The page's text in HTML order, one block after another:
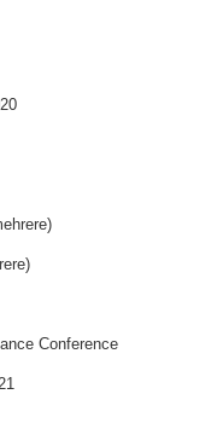
Conference